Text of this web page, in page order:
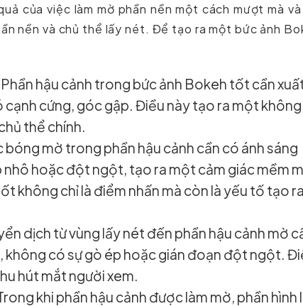
của việc làm mờ phần nền một cách mượt mà
nền và chủ thể lấy nét. Để tạo ra một bức ảnh
Phần hậu cảnh trong bức ảnh Bokeh tốt cần
cạnh cứng, góc gập. Điều này tạo ra một không
thể chính.
bóng mờ trong phần hậu cảnh cần có ánh sáng
hoặc đột ngột, tạo ra một cảm giác mềm
không chỉ là điểm nhấn mà còn là yếu tố tạo
dịch từ vùng lấy nét đến phần hậu cảnh mờ
không có sự gò ép hoặc gián đoạn đột ngột.
hút mắt người xem.
khi phần hậu cảnh được làm mờ, phần hình